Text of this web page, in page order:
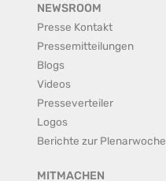
NEWSROOM
Presse Kontakt
Pressemitteilungen
Blogs
Videos
Presseverteiler
Logos
Berichte zur Plenarwoche
MITMACHEN